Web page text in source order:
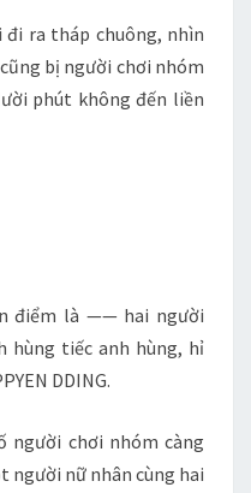
ra tháp chuông, nhìn
bị người chơi nhóm
phút không đến liền
điểm là —— hai người
hùng tiếc anh hùng, hỉ
DDING.
người chơi nhóm càng
người nữ nhân cùng hai